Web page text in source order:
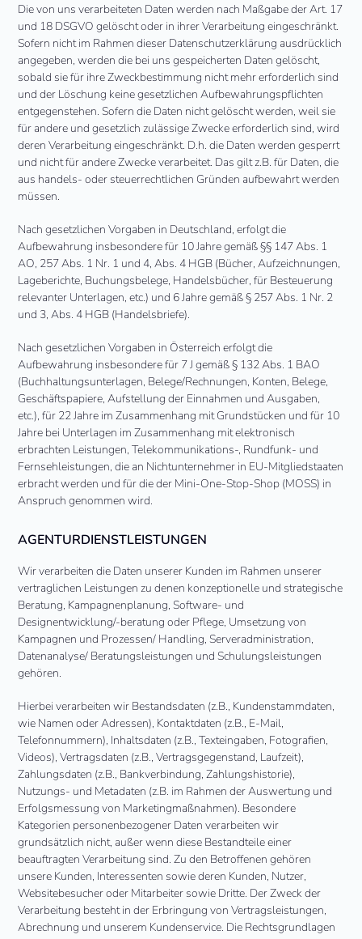
Die von uns verarbeiteten Daten werden nach Maßgabe der Art. 17
und 18 DSGVO gelöscht oder in ihrer Verarbeitung eingeschränkt.
Sofern nicht im Rahmen dieser Datenschutzerklärung ausdrücklich
angegeben, werden die bei uns gespeicherten Daten gelöscht,
sobald sie für ihre Zweckbestimmung nicht mehr erforderlich sind
und der Löschung keine gesetzlichen Aufbewahrungspflichten
entgegenstehen. Sofern die Daten nicht gelöscht werden, weil sie
für andere und gesetzlich zulässige Zwecke erforderlich sind, wird
deren Verarbeitung eingeschränkt. D.h. die Daten werden gesperrt
und nicht für andere Zwecke verarbeitet. Das gilt z.B. für Daten, die
aus handels- oder steuerrechtlichen Gründen aufbewahrt werden
müssen.
Nach gesetzlichen Vorgaben in Deutschland, erfolgt die
Aufbewahrung insbesondere für 10 Jahre gemäß §§ 147 Abs. 1
AO, 257 Abs. 1 Nr. 1 und 4, Abs. 4 HGB (Bücher, Aufzeichnungen,
Lageberichte, Buchungsbelege, Handelsbücher, für Besteuerung
relevanter Unterlagen, etc.) und 6 Jahre gemäß § 257 Abs. 1 Nr. 2
und 3, Abs. 4 HGB (Handelsbriefe).
Nach gesetzlichen Vorgaben in Österreich erfolgt die
Aufbewahrung insbesondere für 7 J gemäß § 132 Abs. 1 BAO
(Buchhaltungsunterlagen, Belege/Rechnungen, Konten, Belege,
Geschäftspapiere, Aufstellung der Einnahmen und Ausgaben,
etc.), für 22 Jahre im Zusammenhang mit Grundstücken und für 10
Jahre bei Unterlagen im Zusammenhang mit elektronisch
erbrachten Leistungen, Telekommunikations-, Rundfunk- und
Fernsehleistungen, die an Nichtunternehmer in EU-Mitgliedstaaten
erbracht werden und für die der Mini-One-Stop-Shop (MOSS) in
Anspruch genommen wird.
AGENTURDIENSTLEISTUNGEN
Wir verarbeiten die Daten unserer Kunden im Rahmen unserer
vertraglichen Leistungen zu denen konzeptionelle und strategische
Beratung, Kampagnenplanung, Software- und
Designentwicklung/-beratung oder Pflege, Umsetzung von
Kampagnen und Prozessen/ Handling, Serveradministration,
Datenanalyse/ Beratungsleistungen und Schulungsleistungen
gehören.
Hierbei verarbeiten wir Bestandsdaten (z.B., Kundenstammdaten,
wie Namen oder Adressen), Kontaktdaten (z.B., E-Mail,
Telefonnummern), Inhaltsdaten (z.B., Texteingaben, Fotografien,
Videos), Vertragsdaten (z.B., Vertragsgegenstand, Laufzeit),
Zahlungsdaten (z.B., Bankverbindung, Zahlungshistorie),
Nutzungs- und Metadaten (z.B. im Rahmen der Auswertung und
Erfolgsmessung von Marketingmaßnahmen). Besondere
Kategorien personenbezogener Daten verarbeiten wir
grundsätzlich nicht, außer wenn diese Bestandteile einer
beauftragten Verarbeitung sind. Zu den Betroffenen gehören
unsere Kunden, Interessenten sowie deren Kunden, Nutzer,
Websitebesucher oder Mitarbeiter sowie Dritte. Der Zweck der
Verarbeitung besteht in der Erbringung von Vertragsleistungen,
Abrechnung und unserem Kundenservice. Die Rechtsgrundlagen